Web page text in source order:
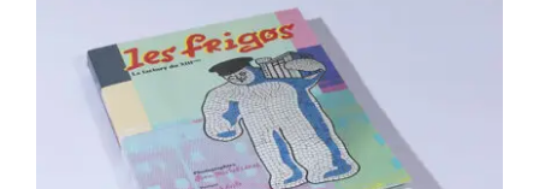
Area revue n°29 – Les Frigos